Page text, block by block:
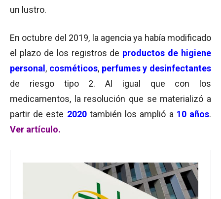
un lustro.
En octubre del 2019, la agencia ya había modificado
el plazo de los registros de productos de higiene
personal , cosméticos, perfumes y desinfectantes
de riesgo tipo 2. Al igual que con los
medicamentos, la resolución que se materializó a
partir de este 2020 también los amplió a 10 años.
Ver artículo.